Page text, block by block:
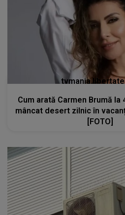
Cum arată Carmen Brumă la
mâncat desert zilnic în
[FOTO]